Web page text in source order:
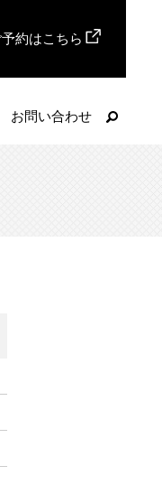
予約はこちら
お問い合わせ